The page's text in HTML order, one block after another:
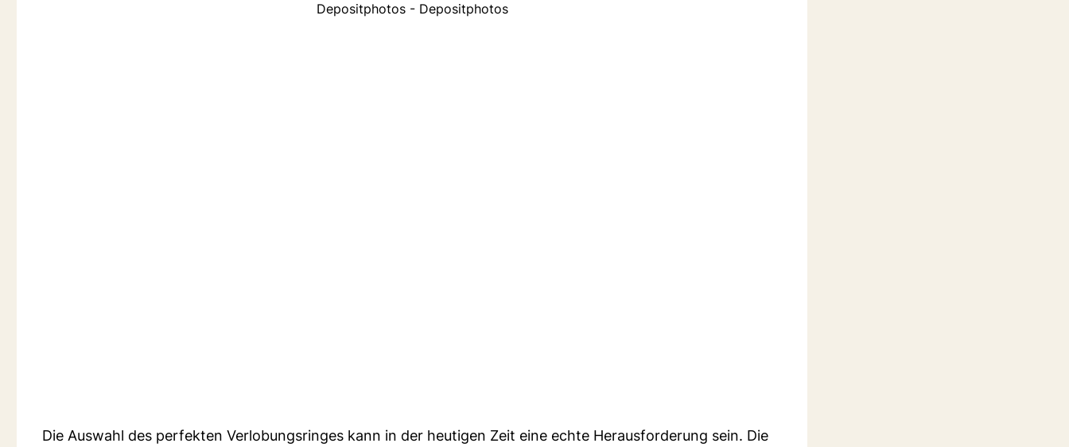
Depositphotos - Depositphotos
Die Auswahl des perfekten Verlobungsringes kann in der heutigen Zeit eine echte Herausforderung sein. Die